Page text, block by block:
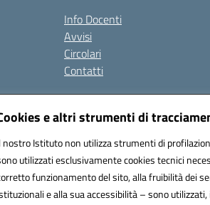
e altri strumenti di
nostro Istituto non utilizza strumenti di
utilizzati esclusivamente cookies tecnici
funzionamento del sito, alla fruibilità dei
e alla sua accessibilità – sono
Info Docenti
Avvisi
Circolari
Contatti
Seguici su: